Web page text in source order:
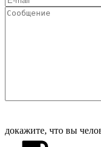
докажите, что вы